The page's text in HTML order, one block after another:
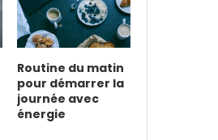
Routine du matin
pour démarrer la
journée avec
énergie